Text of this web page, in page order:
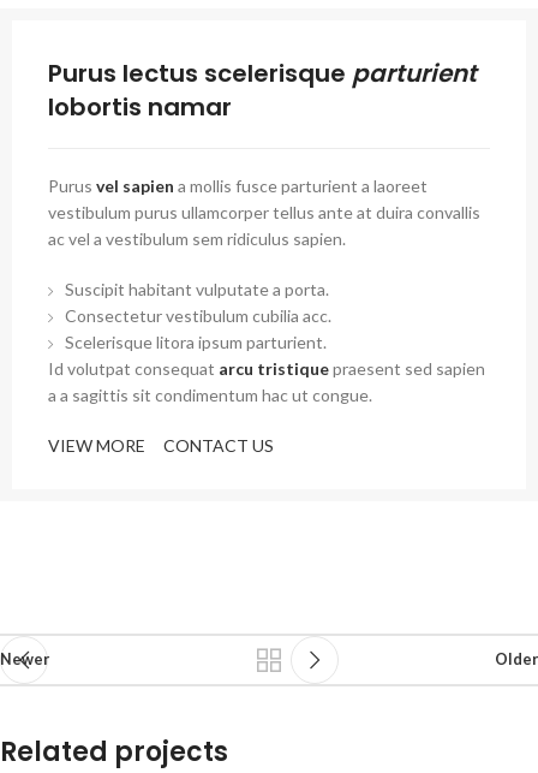
Purus lectus scelerisque parturient
lobortis namar
Purus vel sapien a mollis fusce parturient a laoreet
vestibulum purus ullamcorper tellus ante at duira convallis
ac vel a vestibulum sem ridiculus sapien.
Suscipit habitant vulputate a porta.
Consectetur vestibulum cubilia acc.
Scelerisque litora ipsum parturient.
Id volutpat consequat arcu tristiquepraesent sed sapien
a a sagittis sit condimentum hac ut congue.
VIEW MORE CONTACT US
Newer Older
Related projects